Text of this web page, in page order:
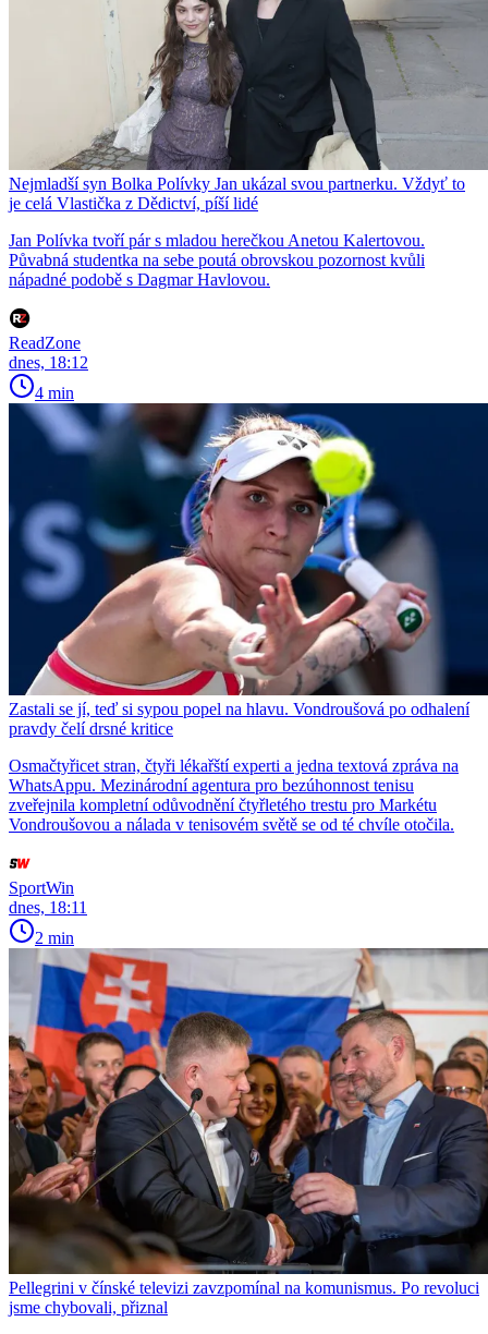
Nejmladší syn Bolka Polívky Jan ukázal svou partnerku. Vždyť to
je celá Vlastička z Dědictví, píší lidé
Jan Polívka tvoří pár s mladou herečkou Anetou Kalertovou.
Půvabná studentka na sebe poutá obrovskou pozornost kvůli
nápadné podobě s Dagmar Havlovou.
ReadZone
dnes, 18:12
4 min
Zastali se jí, teď si sypou popel na hlavu. Vondroušová po odhalení
pravdy čelí drsné kritice
Osmačtyřicet stran, čtyři lékařští experti a jedna textová zpráva na
WhatsAppu. Mezinárodní agentura pro bezúhonnost tenisu
zveřejnila kompletní odůvodnění čtyřletého trestu pro Markétu
Vondroušovou a nálada v tenisovém světě se od té chvíle otočila.
SportWin
dnes, 18:11
2 min
Pellegrini v čínské televizi zavzpomínal na komunismus. Po revoluci
jsme chybovali, přiznal